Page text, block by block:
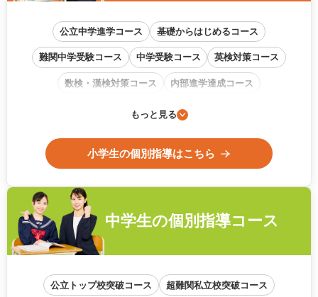
公立中学進学コース 基礎からはじめるコース
難関中学受験コース 中学受験コース 英検対策コース
数検・漢検対策コース 内部進学達成コース
通信教育フォローアップコース
もっと見る
小学生の個別指導はこちら
中学生の個別指導コース
公立トップ校突破コース 超難関私立校突破コース